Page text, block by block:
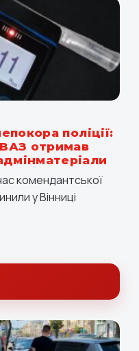
поліції:
ВАЗ отримав
комендантської
у Вінниці